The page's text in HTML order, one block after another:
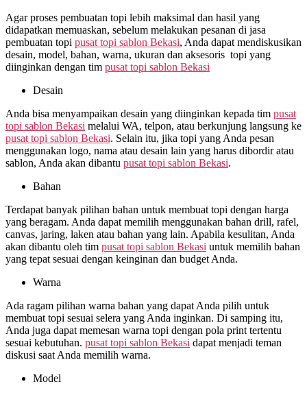
Agar proses pembuatan topi lebih maksimal dan hasil yang
didapatkan memuaskan, sebelum melakukan pesanan di jasa
pembuatan topi pusat topi sablon Bekasi, Anda dapat mendiskusikan
desain, model, bahan, warna, ukuran dan aksesoris topi yang
diinginkan dengan tim pusat topi sablon Bekasi
Desain
Anda bisa menyampaikan desain yang diinginkan kepada tim pusat
topi sablon Bekasi melalui WA, telpon, atau berkunjung langsung ke
pusat topi sablon Bekasi. Selain itu, jika topi yang Anda pesan
menggunakan logo, nama atau desain lain yang harus dibordir atau
sablon, Anda akan dibantu pusat topi sablon Bekasi.
Bahan
Terdapat banyak pilihan bahan untuk membuat topi dengan harga
yang beragam. Anda dapat memilih menggunakan bahan drill, rafel,
canvas, jaring, laken atau bahan yang lain. Apabila kesulitan, Anda
akan dibantu oleh tim pusat topi sablon Bekasi untuk memilih bahan
yang tepat sesuai dengan keinginan dan budget Anda.
Warna
Ada ragam pilihan warna bahan yang dapat Anda pilih untuk
membuat topi sesuai selera yang Anda inginkan. Di samping itu,
Anda juga dapat memesan warna topi dengan pola print tertentu
sesuai kebutuhan. pusat topi sablon Bekasi dapat menjadi teman
diskusi saat Anda memilih warna.
Model